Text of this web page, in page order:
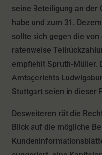
seine Beteiligung an der
habe und zum 31.
sollte sich gegen die
ratenweise
empfiehlt Spruth-Müller.
Amtsgerichts
Stuttgart seien in dieser
Desweiteren rät die
Blick auf die mögliche